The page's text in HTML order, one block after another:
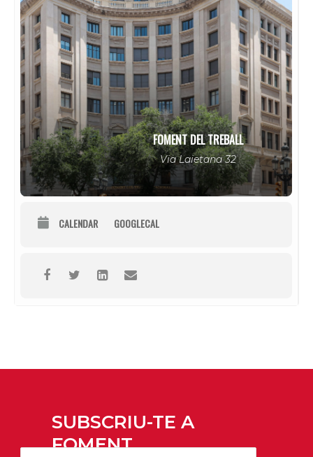
FOMENT DEL TREBALL
Via Laietana 32
CALENDAR GOOGLECAL
SUBSCRIU-TE A
FOMENT